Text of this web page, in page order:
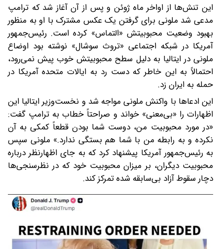
این تنش‌ها از اواخر ماه ژوئن و پس از آن آغاز شد که ترامپ
مدعی شد ملونی برای گرفتن یک عکس مشترک با او به منظور
بهبود وضعیت محبوبیتش «التماس» کرده است. رئیس‌جمهور
آمریکا در شبکه اجتماعی «تروث سوشال» نوشته بود اوضاع
ملونی در ایتالیا به دلیل سطح محبوبیتش خوب پیش نمی‌رود،
احتمالاً به این خاطر که دست رد به ایالات متحده آمریکا در
حمله به ایران زد.
این ادعاها با واکنش ملونی مواجه شد و نخست‌وزیر ایتالیا این
اظهارات را «بی‌معنی» خواند و صراحتاً خطاب به ترامپ گفت:
«در مورد محبوبیت من، دوست شما بودن قطعاً کمکی به آن
نکرده و به رابطه من با شما هم بستگی ندارد.» ملونی سپس
به رئیس‌جمهور آمریکا پیشنهاد کرد که به جای اظهارنظر درباره
محبوبیت دیگران، بر میزان محبوبیت خود که در نظرسنجی‌ها
دچار سقوط آزاد بی‌سابقه شده تمرکز کند.